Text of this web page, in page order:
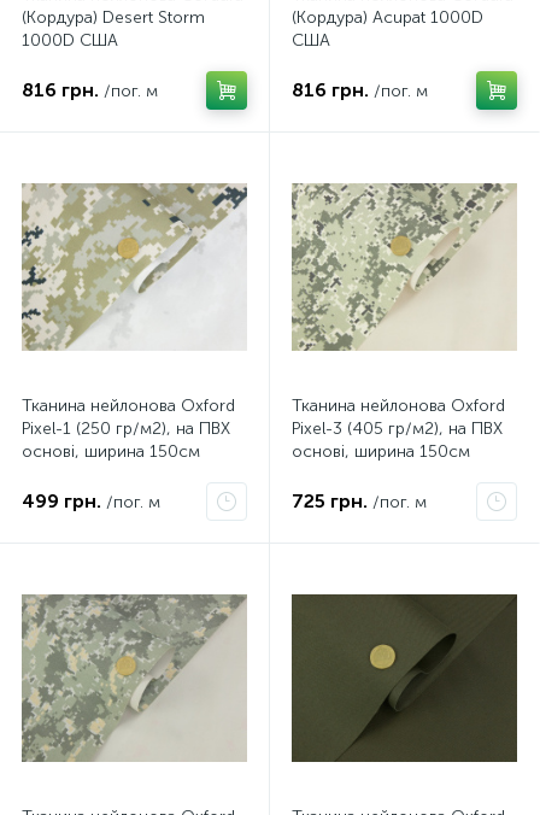
(Кордура) Desert Storm
1000D США
816 грн. /пог. м
(Кордура) Acupat 1000D
США
816 грн. /пог. м
Тканина нейлонова Oxford
Pixel-1 (250 гр/м2), на ПВХ
основі, ширина 150см
499 грн. /пог. м
Тканина нейлонова Oxford
Pixel-3 (405 гр/м2), на ПВХ
основі, ширина 150см
725 грн. /пог. м